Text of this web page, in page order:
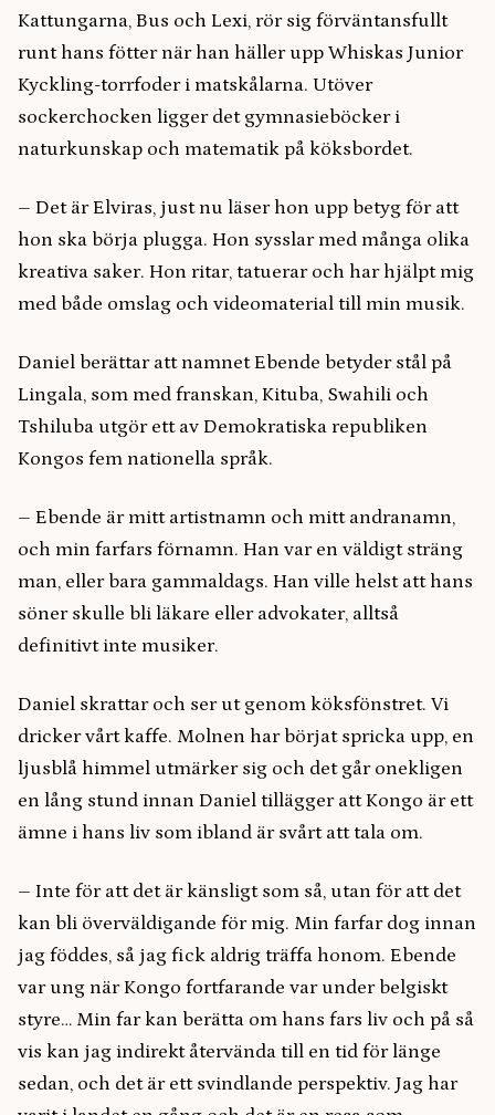
Kattungarna, Bus och Lexi, rör sig förväntansfullt
runt hans fötter när han häller upp Whiskas Junior
Kyckling-torrfoder i matskålarna. Utöver
sockerchocken ligger det gymnasieböcker i
naturkunskap och matematik på köksbordet.
– Det är Elviras, just nu läser hon upp betyg för att
hon ska börja plugga. Hon sysslar med många olika
kreativa saker. Hon ritar, tatuerar och har hjälpt mig
med både omslag och videomaterial till min musik.
Daniel berättar att namnet Ebende betyder stål på
Lingala, som med franskan, Kituba, Swahili och
Tshiluba utgör ett av Demokratiska republiken
Kongos fem nationella språk.
– Ebende är mitt artistnamn och mitt andranamn,
och min farfars förnamn. Han var en väldigt sträng
man, eller bara gammaldags. Han ville helst att hans
söner skulle bli läkare eller advokater, alltså
definitivt inte musiker.
Daniel skrattar och ser ut genom köksfönstret. Vi
dricker vårt kaffe. Molnen har börjat spricka upp, en
ljusblå himmel utmärker sig och det går onekligen
en lång stund innan Daniel tillägger att Kongo är ett
ämne i hans liv som ibland är svårt att tala om.
– Inte för att det är känsligt som så, utan för att det
kan bli överväldigande för mig. Min farfar dog innan
jag föddes, så jag fick aldrig träffa honom. Ebende
var ung när Kongo fortfarande var under belgiskt
styre… Min far kan berätta om hans fars liv och på så
vis kan jag indirekt återvända till en tid för länge
sedan, och det är ett svindlande perspektiv. Jag har